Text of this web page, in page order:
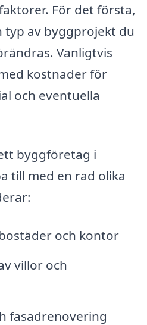
För det första,
typ av byggprojekt du
Vanligtvis
kostnader för
och eventuella
byggföretag i
till med en rad olika
och kontor
villor och
fasadrenovering